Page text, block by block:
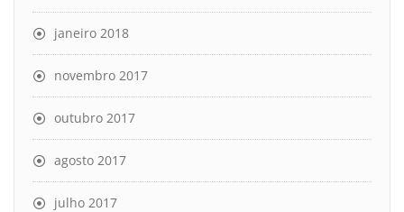
janeiro 2018
novembro 2017
outubro 2017
agosto 2017
julho 2017